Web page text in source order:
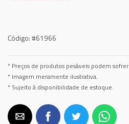
Código:#61966
* Preços de produtos pesáveis podem
* Imagem meramente ilustrativa.
* Sujeito à disponibilidade de estoque.